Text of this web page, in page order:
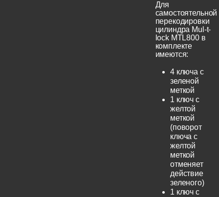
Для
самостоятельной
перекодировки
цилиндра Mul-t-
lock MTL800 в
комплекте
имеются:
4 ключа с
зеленой
меткой
1 ключ с
желтой
меткой
(поворот
ключа с
желтой
меткой
отменяет
действие
зеленого)
1 ключ с